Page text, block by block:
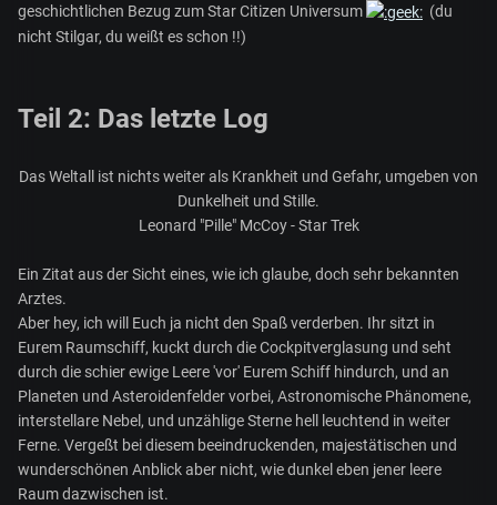
geschichtlichen Bezug zum Star Citizen Universum
(du
nicht Stilgar, du weißt es schon !!)
Teil 2: Das letzte Log
Das Weltall ist nichts weiter als Krankheit und Gefahr, umgeben von
Dunkelheit und Stille.
Leonard "Pille" McCoy - Star Trek
Ein Zitat aus der Sicht eines, wie ich glaube, doch sehr bekannten
Arztes.
Aber hey, ich will Euch ja nicht den Spaß verderben. Ihr sitzt in
Eurem Raumschiff, kuckt durch die Cockpitverglasung und seht
durch die schier ewige Leere 'vor' Eurem Schiff hindurch, und an
Planeten und Asteroidenfelder vorbei, Astronomische Phänomene,
interstellare Nebel, und unzählige Sterne hell leuchtend in weiter
Ferne. Vergeßt bei diesem beeindruckenden, majestätischen und
wunderschönen Anblick aber nicht, wie dunkel eben jener leere
Raum dazwischen ist.